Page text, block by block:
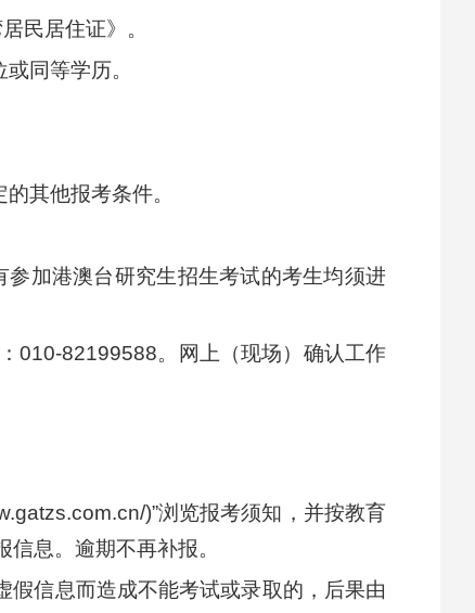
民居住证》。
同等学历。
其他报考条件。
加港澳台研究生招生考试的考生均须进
010-82199588。网上（现场）确认工作
)”浏览报考须知，并按教育
息。逾期不再补报。
信息而造成不能考试或录取的，后果由